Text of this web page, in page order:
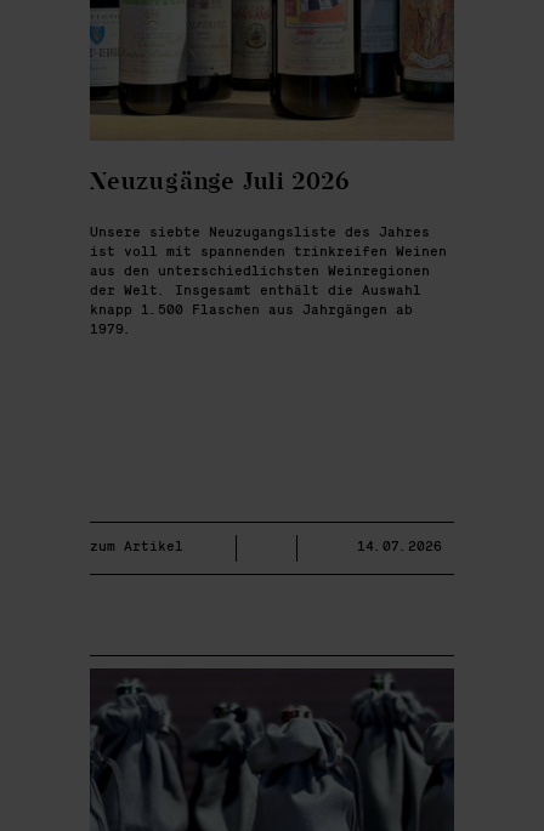
Neuzugänge Juli 2026
Unsere siebte Neuzugangsliste des Jahres
ist voll mit spannenden trinkreifen Weinen
aus den unterschiedlichsten Weinregionen
der Welt. Insgesamt enthält die Auswahl
knapp 1.500 Flaschen aus Jahrgängen ab
1979.
zum Artikel 14.07.2026